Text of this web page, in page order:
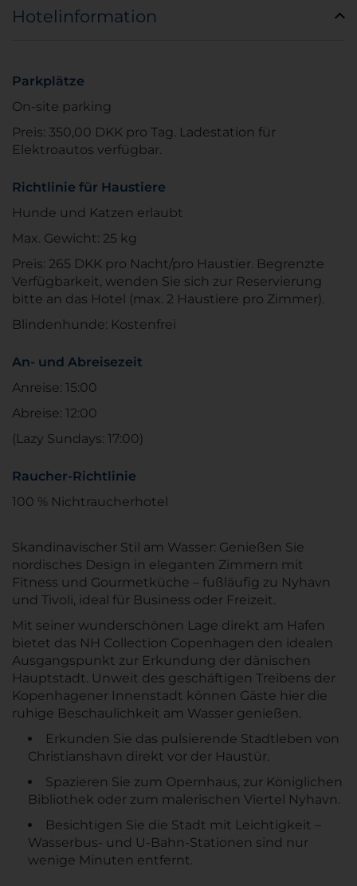
Hotelinformation
Parkplätze
On-site parking
Preis: 350,00 DKK pro Tag. Ladestation für
Elektroautos verfügbar.
Richtlinie für Haustiere
Hunde und Katzen erlaubt
Max. Gewicht: 25 kg
Preis: 265 DKK pro Nacht/pro Haustier. Begrenzte
Verfügbarkeit, wenden Sie sich zur Reservierung
bitte an das Hotel (max. 2 Haustiere pro Zimmer).
Blindenhunde: Kostenfrei
An- und Abreisezeit
Anreise: 15:00
Abreise: 12:00
(Lazy Sundays: 17:00)
Raucher-Richtlinie
100 % Nichtraucherhotel
Skandinavischer Stil am Wasser: Genießen Sie
nordisches Design in eleganten Zimmern mit
Fitness und Gourmetküche – fußläufig zu Nyhavn
und Tivoli, ideal für Business oder Freizeit.
Mit seiner wunderschönen Lage direkt am Hafen
bietet das NH Collection Copenhagen den idealen
Ausgangspunkt zur Erkundung der dänischen
Hauptstadt. Unweit des geschäftigen Treibens der
Kopenhagener Innenstadt können Gäste hier die
ruhige Beschaulichkeit am Wasser genießen.
Erkunden Sie das pulsierende Stadtleben von
Christianshavn direkt vor der Haustür.
Spazieren Sie zum Opernhaus, zur Königlichen
Bibliothek oder zum malerischen Viertel Nyhavn.
Besichtigen Sie die Stadt mit Leichtigkeit –
Wasserbus- und U-Bahn-Stationen sind nur
wenige Minuten entfernt.